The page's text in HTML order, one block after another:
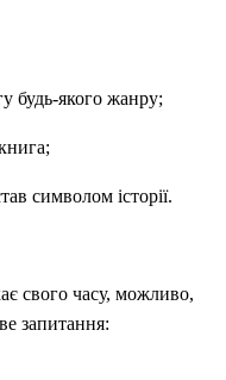
будь-якого жанру;
символом історії.
свого часу, можливо,
запитання: